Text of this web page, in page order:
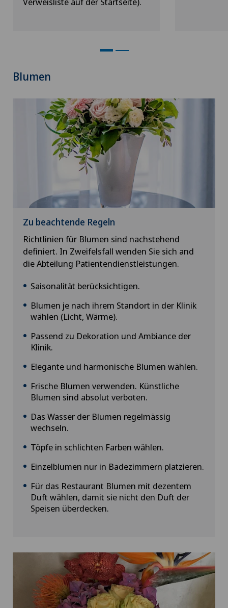
Blumen
Zu beachtende Regeln
Richtlinien für Blumen sind nachstehend
definiert. In Zweifelsfall wenden Sie sich and
die Abteilung Patientendienstleistungen.
Saisonalität berücksichtigen.
Blumen je nach ihrem Standort in der Klinik
wählen (Licht, Wärme).
Passend zu Dekoration und Ambiance der
Klinik.
Elegante und harmonische Blumen wählen.
Frische Blumen verwenden. Künstliche
Blumen sind absolut verboten.
Das Wasser der Blumen regelmässig
wechseln.
Töpfe in schlichten Farben wählen.
Einzelblumen nur in Badezimmern platzieren.
Für das Restaurant Blumen mit dezentem
Duft wählen, damit sie nicht den Duft der
Speisen überdecken.